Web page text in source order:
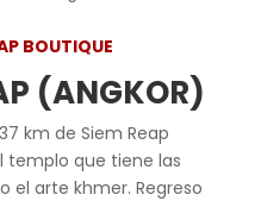
BOUTIQUE
(ANGKOR)
km de Siem Reap
templo que tiene las
el arte khmer. Regreso